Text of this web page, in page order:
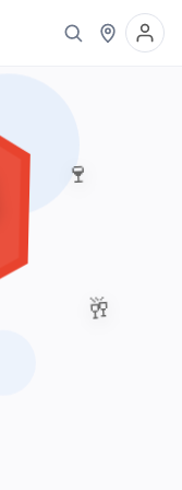
🍷
🥂